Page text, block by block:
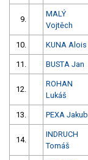
9.
MALÝ
Vojtěch
10. KUNA Alois
11. BUSTA Jan
12.
ROHAN
Lukáš
13. PEXA Jakub
14.
INDRUCH
Tomáš